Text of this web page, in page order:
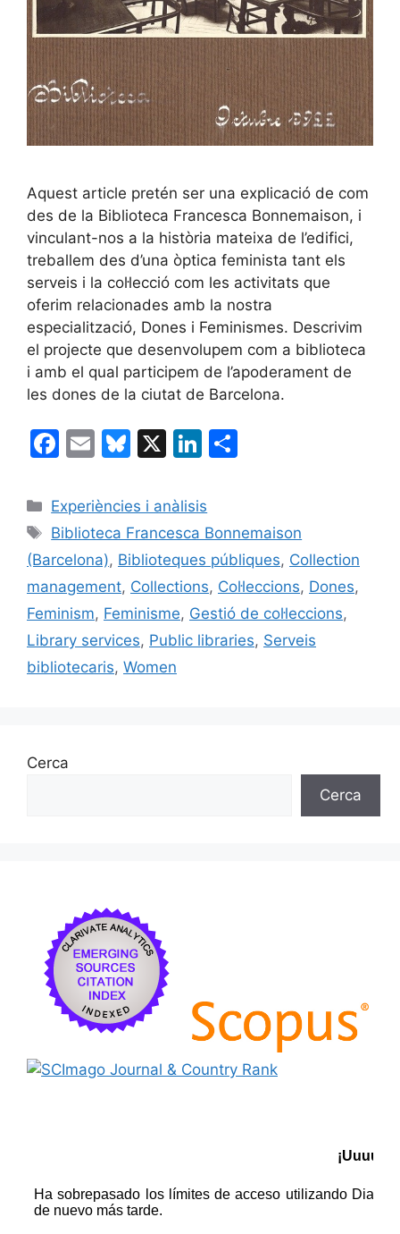
Aquest article pretén ser una explicació de com
des de la Biblioteca Francesca Bonnemaison, i
vinculant-nos a la història mateixa de l’edifici,
treballem des d’una òptica feminista tant els
serveis i la col·lecció com les activitats que
oferim relacionades amb la nostra
especialització, Dones i Feminismes. Descrivim
el projecte que desenvolupem com a biblioteca
i amb el qual participem de l’apoderament de
les dones de la ciutat de Barcelona.
F
c
e
b
o
o
k
E
ai
l
Bl
e
s
k
y
X
Li
k
e
dI
n
p
ar
te
ix
Categories
Experiències i anàlisis
Etiquetes
Biblioteca Francesca Bonnemaison
(Barcelona), Biblioteques públiques, Collection
management, Collections, Col·leccions, Dones,
Feminism, Feminisme, Gestió de col·leccions,
Library services, Public libraries, Serveis
bibliotecaris, Women
Cerca
Cerca